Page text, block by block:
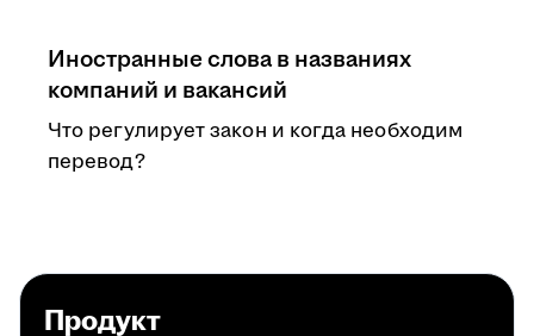
Иностранные слова в названиях
компаний и вакансий
Что регулирует закон и когда необходим
перевод?
Продукт